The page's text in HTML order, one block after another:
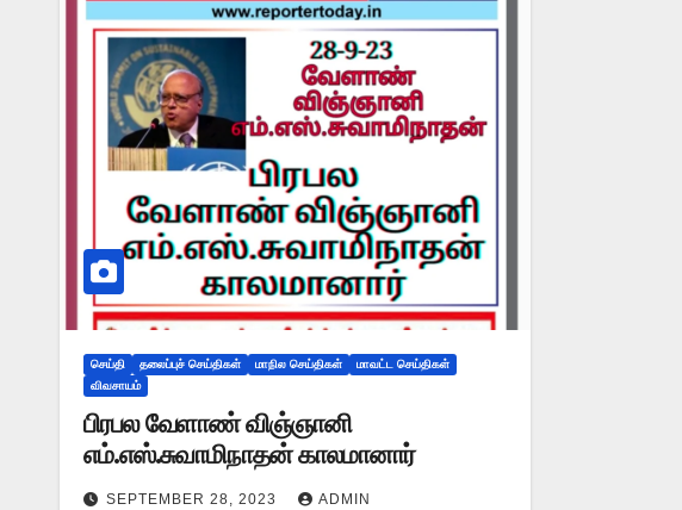
செய்தி தலைப்புச் செய்திகள் மாநில செய்திகள்
மாவட்ட செய்திகள்
விவசாயம்
பிரபல வேளாண் விஞ்ஞானி
எம்.எஸ்.சுவாமிநாதன் காலமானார்
SEPTEMBER 28, 2023 ADMIN